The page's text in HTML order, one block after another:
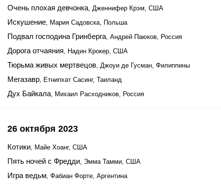
Очень плохая девчонка, Дженнифер Крэм, США
Искушение, Мария Садовска, Польша
Подвал господина Гринберга, Андрей Паюков, Россия
Дорога отчаяния, Надин Крокер, США
Тюрьма живых мертвецов, Джоуи де Гусман, Филиппины
Мегазавр, Етнипхат Сасинг, Таиланд
Дух Байкала, Михаил Расходников, Россия
26 октября 2023
Котики, Майе Хоанг, США
Пять ночей с Фредди, Эмма Тамми, США
Игра ведьм, Фабиан Форте, Аргентина